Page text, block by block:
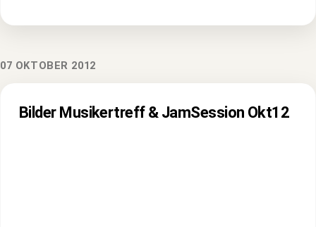
07 OKTOBER 2012
Bilder Musikertreff & JamSession Okt12